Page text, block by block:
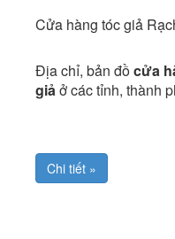
Cửa hàng tóc giả
Địa chỉ, bản đồcửa
giảở các tỉnh, thành
Chi tiết »